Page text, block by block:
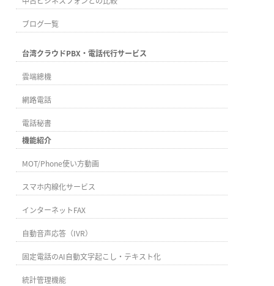
ブログ一覧
台湾クラウドPBX・電話代行サービス
雲端總機
網路電話
電話秘書
機能紹介
MOT/Phone使い方動画
スマホ内線化サービス
インターネットFAX
自動音声応答（IVR）
固定電話のAI自動文字起こし・テキスト化
統計管理機能